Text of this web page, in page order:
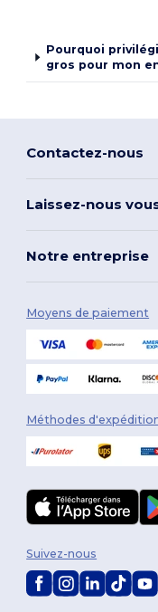
Pourquoi
gros pour mon
Contactez-nous
Laissez-nous
Notre entreprise
Moyens de paiement
Méthodes
Suivez-nous